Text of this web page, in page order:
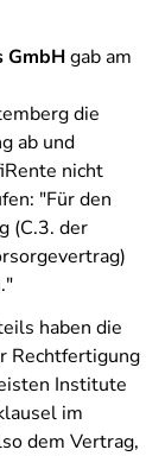
GmbHgab am
die
ab und
nicht
"Für den
(C.3. der
haben die
Rechtfertigung
Institute
im
dem Vertrag,